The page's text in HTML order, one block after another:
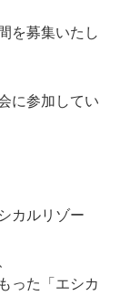
合わせ
を募集いたし
に参加してい
カルリゾー
った「エシカ